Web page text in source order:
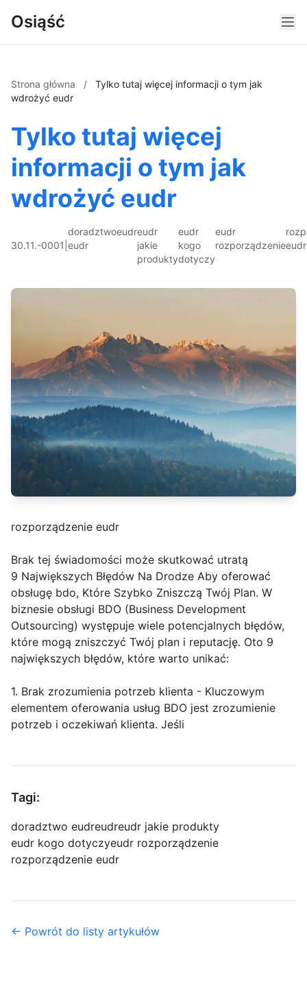
Osiąść
Strona główna /
Tylko tutaj więcej informacji o tym jak
wdrożyć eudr
Tylko tutaj więcej
informacji o tym jak
wdrożyć eudr
30.11.-0001
doradztwo
eudr
eudreudr
jakie
produkty
eudr
kogo
dotyczy
eudr
rozporządzenieeudr
rozporządzenie eudr
Brak tej świadomości może skutkować utratą
9 Największych Błędów Na Drodze Aby oferować
obsługę bdo, Które Szybko Zniszczą Twój Plan. W
biznesie obsługi BDO (Business Development
Outsourcing) występuje wiele potencjalnych błędów,
które mogą zniszczyć Twój plan i reputację. Oto 9
największych błędów, które warto unikać:
1. Brak zrozumienia potrzeb klienta - Kluczowym
elementem oferowania usług BDO jest zrozumienie
potrzeb i oczekiwań klienta. Jeśli
Tagi:
doradztwo eudreudreudr jakie produkty
eudr kogo dotyczyeudr rozporządzenie
rozporządzenie eudr
← Powrót do listy artykułów